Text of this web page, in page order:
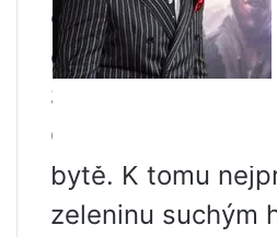
obsah vložit do
do mrazáku.
Skladování
Cuketu lze
bytě. K tomu
zeleninu suchým